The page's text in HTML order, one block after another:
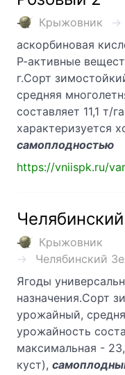
Крыжовник
аскорбиновая
Р-активные
г.Сорт
средняя
составляет 11,1 т/
характеризуется
самоплодностью
https://vniispk.ru/
Крыжовник
Челябинский
Ягоды
назначения.Сорт
урожайный,
урожайность
максимальная -
куст),